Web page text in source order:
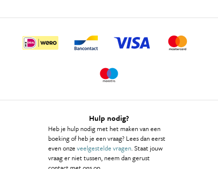
Hulp nodig?
Heb je hulp nodig met het maken van een
boeking of heb je een vraag? Lees dan eerst
even onze veelgestelde vragen. Staat jouw
vraag er niet tussen, neem dan gerust